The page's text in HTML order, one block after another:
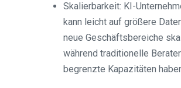
Skalierbarkeit: KI-
kann leicht auf größere
neue Geschäftsbereiche
während traditionelle
begrenzte Kapazitäten